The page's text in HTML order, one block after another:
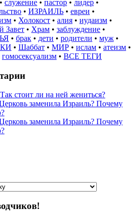
• служение • пастор • лидер •
• ИЗРАИЛЬ • евреи •
• Холокост • алия • иудаизм •
Завет • Храм • заблуждение •
• брак • дети • родители • муж •
• Шаббат • МИР • ислам • атеизм •
гомосексуализм • ВСЕ ТЕГИ
Так стоит ли на ней жениться?
заменила Израиль? Почему
заменила Израиль? Почему